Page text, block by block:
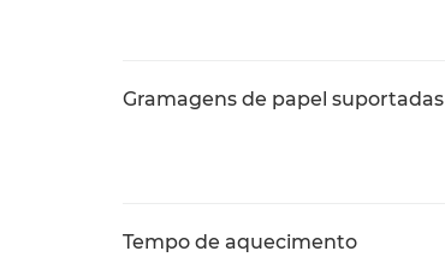
Gramagens de papel suportadas
Tempo de aquecimento